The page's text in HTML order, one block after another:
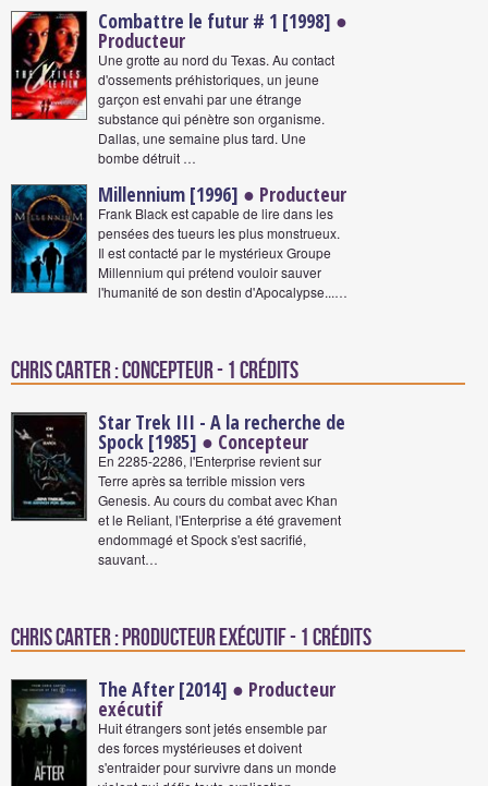
Combattre le futur # 1 [1998] ●
Producteur
Une grotte au nord du Texas. Au contact
d'ossements préhistoriques, un jeune
garçon est envahi par une étrange
substance qui pénètre son organisme.
Dallas, une semaine plus tard. Une
bombe détruit …
Millennium [1996] ● Producteur
Frank Black est capable de lire dans les
pensées des tueurs les plus monstrueux.
Il est contacté par le mystérieux Groupe
Millennium qui prétend vouloir sauver
l'humanité de son destin d'Apocalypse...…
Chris Carter : Concepteur - 1 crédits
Star Trek III - A la recherche de
Spock [1985] ● Concepteur
En 2285-2286, l'Enterprise revient sur
Terre après sa terrible mission vers
Genesis. Au cours du combat avec Khan
et le Reliant, l'Enterprise a été gravement
endommagé et Spock s'est sacrifié,
sauvant…
Chris Carter : Producteur exécutif - 1 crédits
The After [2014] ● Producteur
exécutif
Huit étrangers sont jetés ensemble par
des forces mystérieuses et doivent
s'entraider pour survivre dans un monde